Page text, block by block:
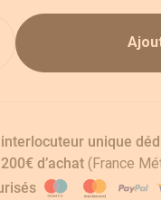
unique
d’achat(France